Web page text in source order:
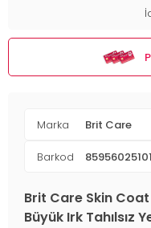
Marka Brit Care
Barkod
Brit Care Skin
Büyük Irk Tahılsız